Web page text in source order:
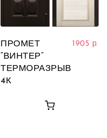
ПРОМЕТ
“ВИНТЕР”
ТЕРМОРАЗРЫВ
4К
1905 р.